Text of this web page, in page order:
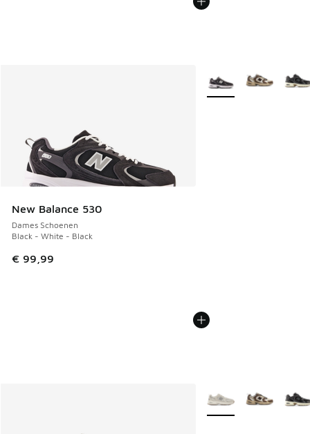
New Balance 530
Dames Schoenen
Black - White - Black
€ 99,99
Meer kleuren
Meer kleuren